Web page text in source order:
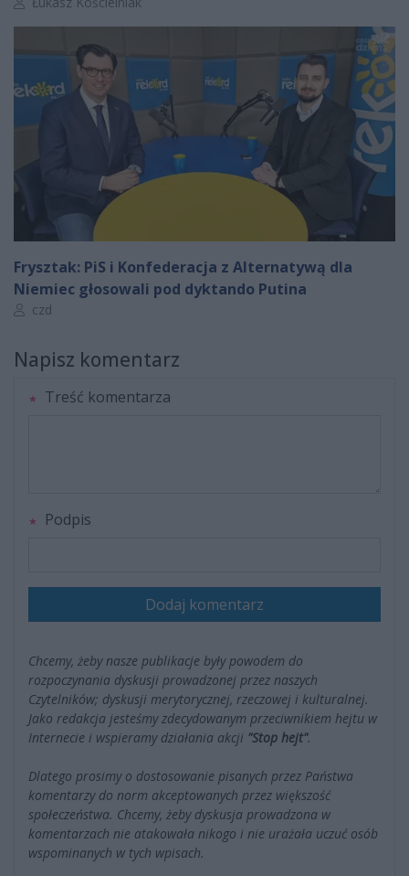
Frysztak: PiS i Konfederacja z Alternatywą dla
Niemiec głosowali pod dyktando Putina
Autor artykułu:
czd
Napisz komentarz
Treść komentarza
Podpis
Dodaj komentarz
Chcemy, żeby nasze publikacje były powodem do
rozpoczynania dyskusji prowadzonej przez naszych
Czytelników; dyskusji merytorycznej, rzeczowej i kulturalnej.
Jako redakcja jesteśmy zdecydowanym przeciwnikiem hejtu w
Internecie i wspieramy działania akcji "Stop hejt".
Dlatego prosimy o dostosowanie pisanych przez Państwa
komentarzy do norm akceptowanych przez większość
społeczeństwa. Chcemy, żeby dyskusja prowadzona w
komentarzach nie atakowała nikogo i nie urażała uczuć osób
wspominanych w tych wpisach.